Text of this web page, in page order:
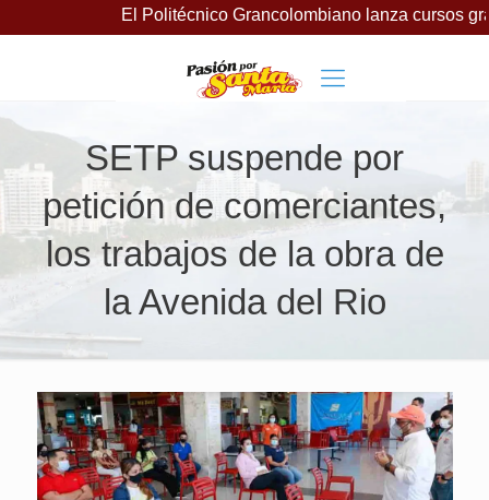
El Politécnico Grancolombiano lanza cursos gratuitos
SETP suspende por
petición de comerciantes,
los trabajos de la obra de
la Avenida del Rio